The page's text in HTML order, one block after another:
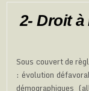
2- Droit
Sous couvert de
: évolution
démographiques